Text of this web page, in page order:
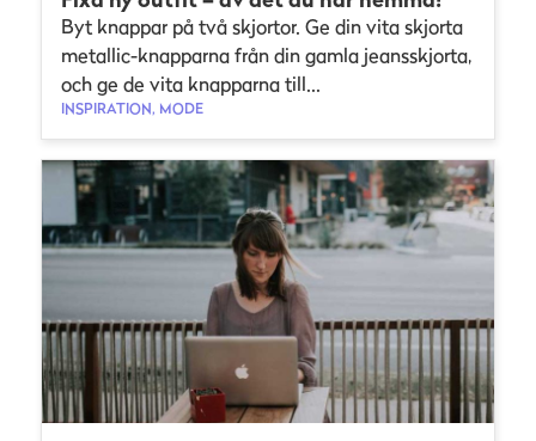
Byt knappar på två skjortor. Ge din vita skjorta
metallic-knapparna från din gamla jeansskjorta,
och ge de vita knapparna till...
INSPIRATION, MODE